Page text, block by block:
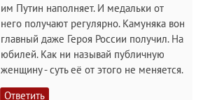
им Путин наполняет. И медальки от
него получают регулярно. Камуняка вон
главный даже Героя России получил. На
юбилей. Как ни называй публичную
женщину - суть её от этого не меняется.
Ответить